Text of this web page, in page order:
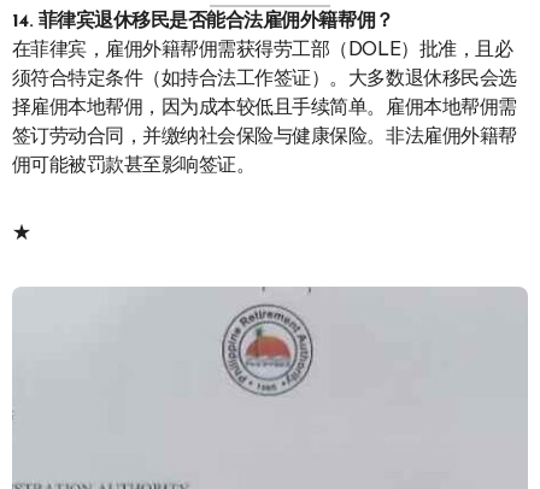
14. 菲律宾退休移民是否能合法雇佣外籍帮佣？
在菲律宾，雇佣外籍帮佣需获得劳工部（DOLE）批准，且必
须符合特定条件（如持合法工作签证）。大多数退休移民会选
择雇佣本地帮佣，因为成本较低且手续简单。雇佣本地帮佣需
签订劳动合同，并缴纳社会保险与健康保险。非法雇佣外籍帮
佣可能被罚款甚至影响签证。
★